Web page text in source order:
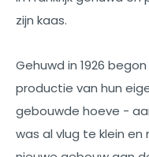
zijn kaas.
Gehuwd in 1926
productie van hun
gebouwde hoeve -
was al vlug te klein en